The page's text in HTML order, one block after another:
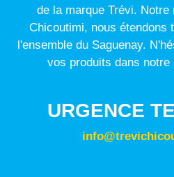
de la marque Trévi. Notre
Chicoutimi, nous étendons
l'ensemble du Saguenay.
vos produits dans notre
URGENCE